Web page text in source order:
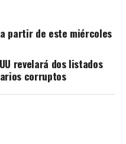
partir de este miércoles
revelará dos listados
corruptos